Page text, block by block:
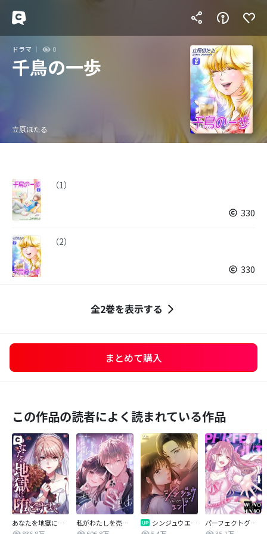
ドラマ 0
千鳥の一歩
立原ほたる
（1）
330
（2）
330
全2巻を表示する
まとめて購入
この作品の読者によく読まれている作品
あなたを地獄に堕とすまで
私がわたしを売る理由
シンジュウエンド【タテヨミ】
パーフェクトグリッター